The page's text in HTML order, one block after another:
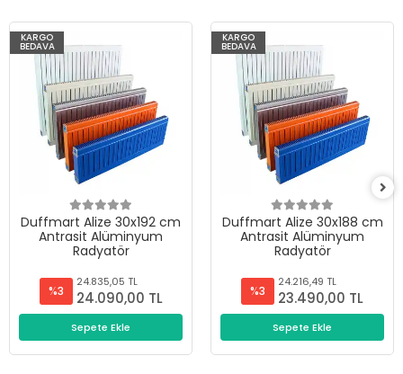
KARGO
BEDAVA
Duffmart Alize 30x192 cm
Antrasit Alüminyum
Radyatör
%3
24.835,05 TL
24.090,00 TL
Sepete Ekle
KARGO
BEDAVA
Duffmart Alize 30x188 cm
Antrasit Alüminyum
Radyatör
%3
24.216,49 TL
23.490,00 TL
Sepete Ekle